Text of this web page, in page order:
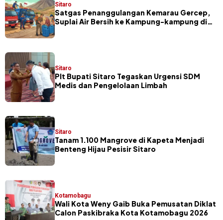
Sitaro
Satgas Penanggulangan Kemarau Gercep,
Suplai Air Bersih ke Kampung-kampung di
Sitaro
​Plt Bupati Sitaro Tegaskan Urgensi SDM
Medis dan Pengelolaan Limbah
Sitaro
Tanam 1.100 Mangrove di Kapeta Menjadi
Benteng Hijau Pesisir Sitaro
Kotamobagu
Wali Kota Weny Gaib Buka Pemusatan Diklat
Calon Paskibraka Kota Kotamobagu 2026